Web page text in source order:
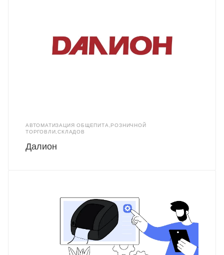
АВТОМАТИЗАЦИЯ ОБЩЕПИТА,РОЗНИЧНОЙ
ТОРГОВЛИ,СКЛАДОВ
Далион